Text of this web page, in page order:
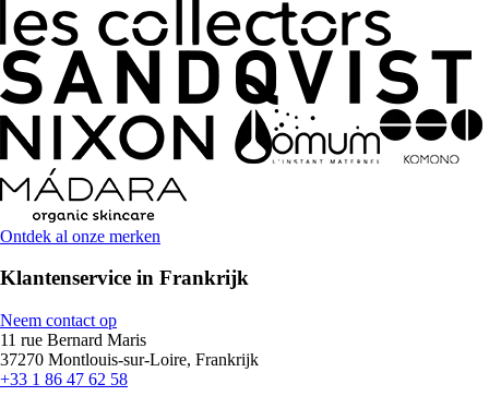
Ontdek al onze merken
Klantenservice in Frankrijk
Neem contact op
11 rue Bernard Maris
37270 Montlouis-sur-Loire, Frankrijk
+33 1 86 47 62 58